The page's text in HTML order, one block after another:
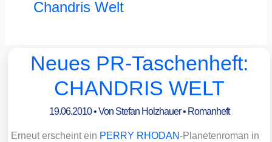
Chandris Welt
Neues PR-Taschenheft:
CHANDRIS WELT
19.06.2010• Von Stefan Holzhauer• Romanheft
Erneut erscheint ein PERRY RHODAN-Pla­ne­ten­ro­man in